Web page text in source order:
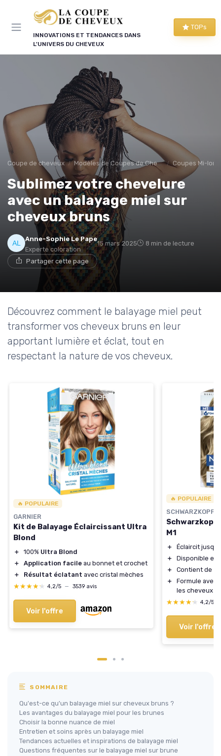
INNOVATIONS ET TENDANCES DANS
L'UNIVERS DU CHEVEUX
TOPs
Coupe de cheveux Modèles de Coupes de Cheveux Coupes Mi-
Sublimez votre chevelure
avec un balayage miel sur
cheveux bruns
Anne-Sophie Le Pape
Experte coloration
15 mars 2025 8 min de lecture
Partager cette page
Découvrez comment le balayage miel peut
transformer vos cheveux bruns en leur
apportant lumière et éclat, tout en
respectant la nature de vos cheveux.
🔥 POPULAIRE
GARNIER
Kit de Balayage Éclaircissant Ultra
Blond
＋ 100% Ultra Blond
＋
Application facile au bonnet et crochet
＋
Résultat éclatant avec cristal mèches
★★★★★
★★★★★ 4,2/5 — 3539 avis
Voir l'offre
🔥 POPULAIRE
SCHWARZKOPF
Schwarzkopf
M1
＋
Éclaircit
＋
Disponible en
＋
Contient de l'
＋
Formule avec
les cheveux
★★★★★
★★★★★ 4,2/5
Voir l'offre
SOMMAIRE
Qu'est-ce qu'un balayage miel sur cheveux bruns ?
Les avantages du balayage miel pour les brunes
Choisir la bonne nuance de miel
Entretien et soins après un balayage miel
Tendances actuelles et inspirations de balayage miel
Questions fréquentes sur le balayage miel sur brune